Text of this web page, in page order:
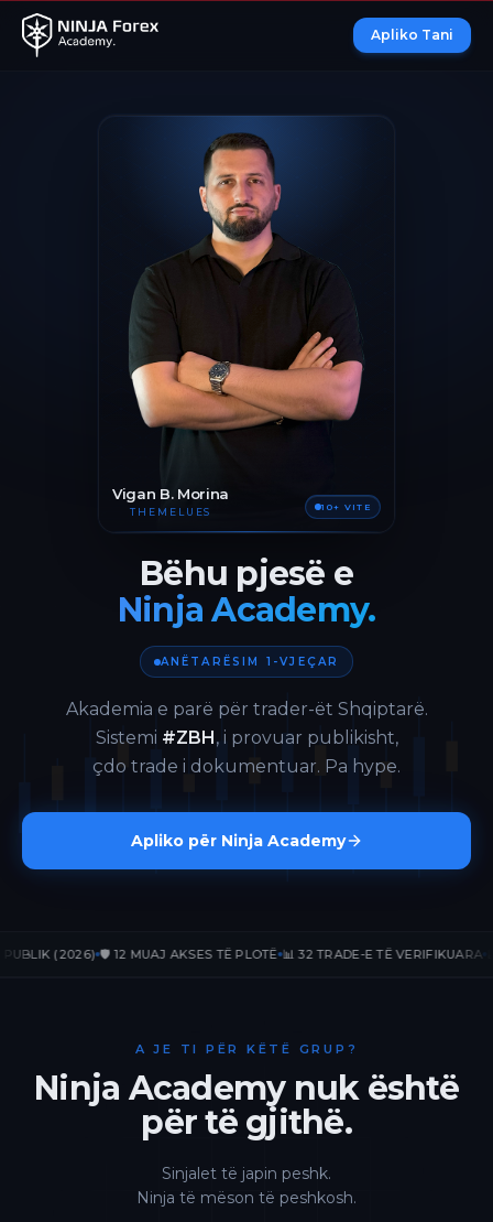
Apliko Tani
Vigan B. Morina
THEMELUES 10+ VITE
Bëhu pjesë e
Ninja Academy.
ANËTARËSIM 1-VJEÇAR
Akademia e parë për trader-ët Shqiptarë.
Sistemi #ZBH, i provuar publikisht,
çdo trade i dokumentuar. Pa hype.
Apliko për Ninja Academy
(2026) 🛡️ 12 MUAJ AKSES TË PLOTË 📊 32 TRADE-E TË VERIFIKUARA 📈
A JE TI PËR KËTË GRUP?
Ninja Academy nuk është
për të gjithë.
Sinjalet të japin peshk.
Ninja të mëson të peshkosh.